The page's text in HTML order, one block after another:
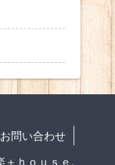
お問い合わせ
＋ｈｏｕｓｅ.